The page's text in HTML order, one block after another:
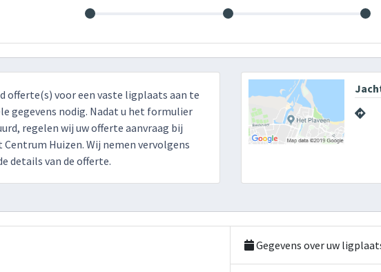
offerte(s) voor een vaste ligplaats aan te
gegevens nodig. Nadat u het formulier
regelen wij uw offerte aanvraag bij
Huizen. Wij nemen vervolgens
details van de offerte.
Gegevens over uw